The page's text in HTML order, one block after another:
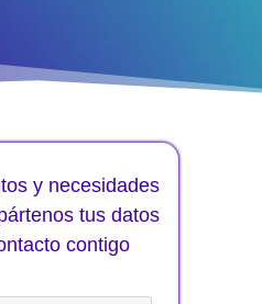
y necesidades
tus datos
contigo